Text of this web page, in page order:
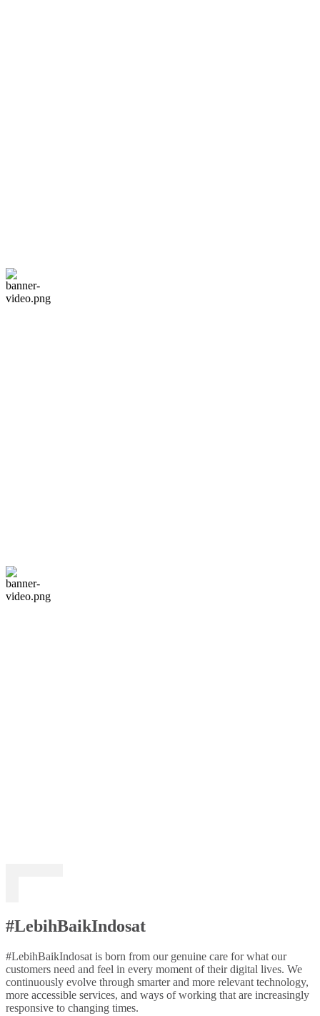
#LebihBaikIndosat
#LebihBaikIndosat is born from our genuine care for what our
customers need and feel in every moment of their digital lives. We
continuously evolve through smarter and more relevant technology,
more accessible services, and ways of working that are increasingly
responsive to changing times.